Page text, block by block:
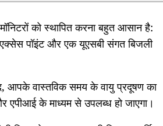
को स्थापित करना बहुत आसान है:
पॉइंट और एक यूएसबी संगत बिजली
आपके वास्तविक समय के वायु प्रदूषण का
एपीआई के माध्यम से उपलब्ध हो जाएगा।